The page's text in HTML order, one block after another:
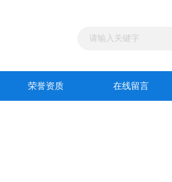
荣誉资质 在线留言